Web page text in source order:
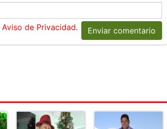
Aviso de Privacidad. Enviar comentario